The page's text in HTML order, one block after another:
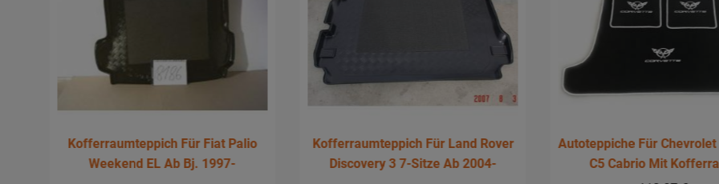
Kofferraumteppich Für Fiat Palio
Weekend EL Ab Bj. 1997-
Kofferraumteppich Für Land Rover
Discovery 3 7-Sitze Ab 2004-
Autoteppiche Für
C5 Cabrio Mit